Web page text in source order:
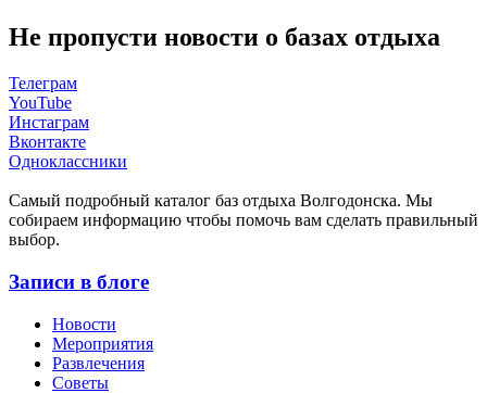
Не пропусти новости о базах отдыха
Телеграм
YouTube
Инстаграм
Вконтакте
Одноклассники
Cамый подробный каталог баз отдыха Волгодонска. Мы
собираем информацию чтобы помочь вам сделать правильный
выбор.
Записи в блоге
Новости
Мероприятия
Развлечения
Советы